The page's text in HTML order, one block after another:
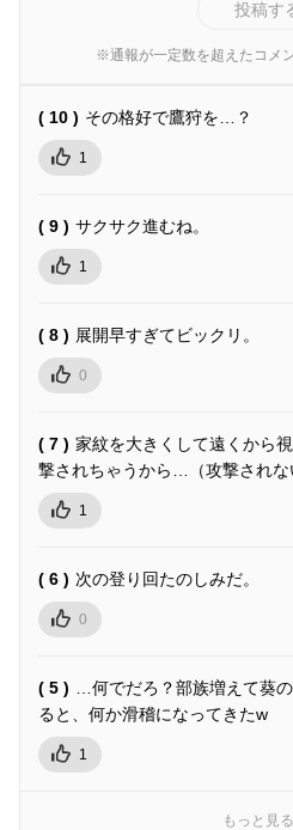
投稿す
※通報が一定数を超えたコメ
( 10 ) その格好で鷹狩を…？
1
( 9 ) サクサク進むね。
1
( 8 ) 展開早すぎてビックリ。
0
( 7 ) 家紋を大きくして遠くから
撃されちゃうから…（攻撃され
1
( 6 ) 次の登り回たのしみだ。
0
( 5 )
…何でだろ？部族増えて葵
ると、何か滑稽になってきたw
1
もっと見る